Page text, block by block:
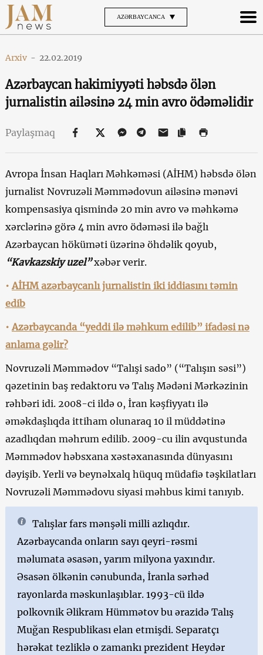
AZƏRBAYCANCA
Arxiv - 22.02.2019
Azərbaycan hakimiyyəti həbsdə ölən
jurnalistin ailəsinə 24 min avro ödəməlidir
Paylaşmaq
Avropa İnsan Haqları Məhkəməsi (AİHM) həbsdə ölən
jurnalist Novruzəli Məmmədovun ailəsinə mənəvi
kompensasiya qismində 20 min avro və məhkəmə
xərclərinə görə 4 min avro ödəməsi ilə bağlı
Azərbaycan höküməti üzərinə öhdəlik qoyub,
“Kavkazskiy uzel”xəbər verir.
• AİHM azərbaycanlı jurnalistin iki iddiasını təmin
edib
• Azərbaycanda “yeddi ilə məhkum edilib” ifadəsi nə
anlama gəlir?
Novruzəli Məmmədov “Talışi sado” (“Talışın səsi”)
qəzetinin baş redaktoru və Talış Mədəni Mərkəzinin
rəhbəri idi. 2008-ci ildə o, İran kəşfiyyatı ilə
əməkdaşlıqda ittiham olunaraq 10 il müddətinə
azadlıqdan məhrum edilib. 2009-cu ilin avqustunda
Məmmədov həbsxana xəstəxanasında dünyasını
dəyişib. Yerli və beynəlxalq hüquq müdafiə təşkilatları
Novruzəli Məmmədovu siyasi məhbus kimi tanıyıb.
Talışlar fars mənşəli milli azlıqdır.
Azərbaycanda onların sayı qeyri-rəsmi
məlumata əsasən, yarım milyona yaxındır.
Əsasən ölkənin cənubunda, İranla sərhəd
rayonlarda məskunlaşıblar. 1993-cü ildə
polkovnik Əlikram Hümmətov bu ərazidə Talış
Muğan Respublikası elan etmişdi. Separatçı
hərəkat tezliklə o zamankı prezident Heydər